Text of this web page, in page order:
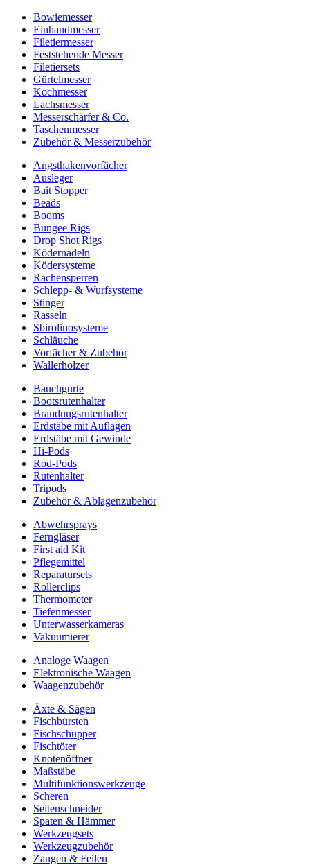
Bowiemesser
Einhandmesser
Filetiermesser
Feststehende Messer
Filetiersets
Gürtelmesser
Kochmesser
Lachsmesser
Messerschärfer & Co.
Taschenmesser
Zubehör & Messerzubehör
Angsthakenvorfächer
Ausleger
Bait Stopper
Beads
Booms
Bungee Rigs
Drop Shot Rigs
Ködernadeln
Ködersysteme
Rachensperren
Schlepp- & Wurfsysteme
Stinger
Rasseln
Sbirolinosysteme
Schläuche
Vorfächer & Zubehör
Wallerhölzer
Bauchgurte
Bootsrutenhalter
Brandungsrutenhalter
Erdstäbe mit Auflagen
Erdstäbe mit Gewinde
Hi-Pods
Rod-Pods
Rutenhalter
Tripods
Zubehör & Ablagenzubehör
Abwehrsprays
Ferngläser
First aid Kit
Pflegemittel
Reparatursets
Rollerclips
Thermometer
Tiefenmesser
Unterwasserkameras
Vakuumierer
Analoge Waagen
Elektronische Waagen
Waagenzubehör
Äxte & Sägen
Fischbürsten
Fischschupper
Fischtöter
Knotenöffner
Maßstäbe
Multifunktionswerkzeuge
Scheren
Seitenschneider
Spaten & Hämmer
Werkzeugsets
Werkzeugzubehör
Zangen & Feilen